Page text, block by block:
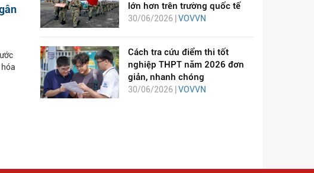
lớn hơn trên trường quốc tế
30/06/2026 | VOVVN
Cách tra cứu điểm thi tốt
nghiệp THPT năm 2026 đơn
giản, nhanh chóng
30/06/2026 | VOVVN